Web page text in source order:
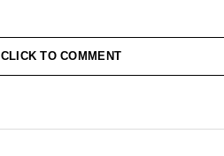
CLICK TO COMMENT